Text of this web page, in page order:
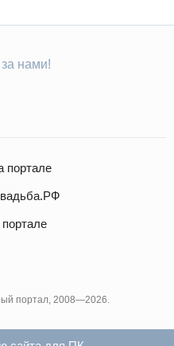
нами!
портале
портал, 2008—2026.